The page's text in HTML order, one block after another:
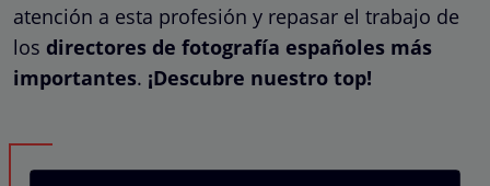
atención a esta profesión y repasar el trabajo de
los directores de fotografía españoles más
importantes. ¡Descubre nuestro top!